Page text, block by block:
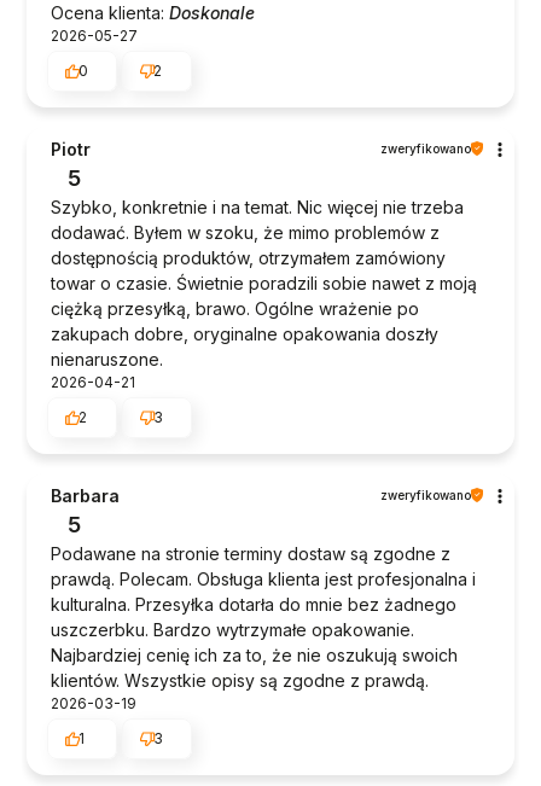
Ocena klienta: Doskonale
2026-05-27
0
2
Piotr zweryfikowano
5
Szybko, konkretnie i na temat. Nic więcej nie trzeba
dodawać. Byłem w szoku, że mimo problemów z
dostępnością produktów, otrzymałem zamówiony
towar o czasie. Świetnie poradzili sobie nawet z moją
ciężką przesyłką, brawo. Ogólne wrażenie po
zakupach dobre, oryginalne opakowania doszły
nienaruszone.
2026-04-21
2
3
Barbara zweryfikowano
5
Podawane na stronie terminy dostaw są zgodne z
prawdą. Polecam. Obsługa klienta jest profesjonalna i
kulturalna. Przesyłka dotarła do mnie bez żadnego
uszczerbku. Bardzo wytrzymałe opakowanie.
Najbardziej cenię ich za to, że nie oszukują swoich
klientów. Wszystkie opisy są zgodne z prawdą.
2026-03-19
1
3